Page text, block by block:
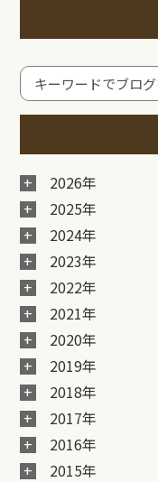
2026年
2025年
2024年
2023年
2022年
2021年
2020年
2019年
2018年
2017年
2016年
2015年